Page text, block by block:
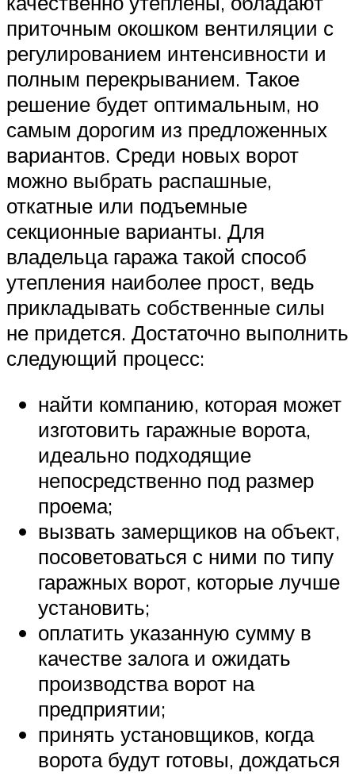
приточным окошком вентиляции с
регулированием интенсивности и
полным перекрыванием. Такое
решение будет оптимальным, но
самым дорогим из предложенных
вариантов. Среди новых ворот
можно выбрать распашные,
откатные или подъемные
секционные варианты. Для
владельца гаража такой способ
утепления наиболее прост, ведь
прикладывать собственные силы
не придется. Достаточно выполнить
следующий процесс:
найти компанию, которая может
изготовить гаражные ворота,
идеально подходящие
непосредственно под размер
проема;
вызвать замерщиков на объект,
посоветоваться с ними по типу
гаражных ворот, которые лучше
установить;
оплатить указанную сумму в
качестве залога и ожидать
производства ворот на
предприятии;
принять установщиков, когда
ворота будут готовы, дождаться